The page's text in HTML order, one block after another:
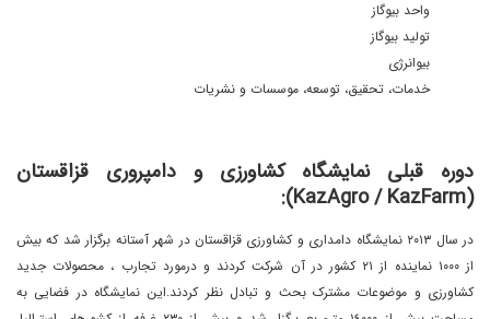
واحد بیوگاز
تولید بیوگاز
بیوانرژی
خدمات، تحقیق، توسعه، موسسات و نشریات
دوره قبلی نمایشگاه کشاورزی و دامپروری قزاقستان
(KazAgro / KazFarm):
در سال ٢٠١٣ نمایشگاه دامداری و کشاورزی قزاقستان در شهر آستانه برگزار شد که بیش
از ١٠٠٠ نماینده از ٢١ کشور در آن شرکت کردند و درمورد تجارب ، محصولات جدید
کشاورزی و موضوعات مشترک بحث و تبادل نظر کردند.این نمایشگاه در فضایی به